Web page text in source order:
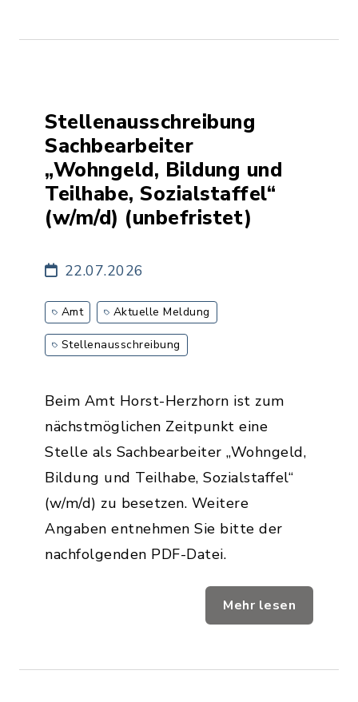
Stellenausschreibung
Sachbearbeiter
„Wohngeld, Bildung und
Teilhabe, Sozialstaffel“
(w/m/d) (unbefristet)
22.07.2026
Amt Aktuelle Meldung
Stellenausschreibung
Beim Amt Horst-Herzhorn ist zum
nächstmöglichen Zeitpunkt eine
Stelle als Sachbearbeiter „Wohngeld,
Bildung und Teilhabe, Sozialstaffel“
(w/m/d) zu besetzen. Weitere
Angaben entnehmen Sie bitte der
nachfolgenden PDF-Datei.
Mehr lesen